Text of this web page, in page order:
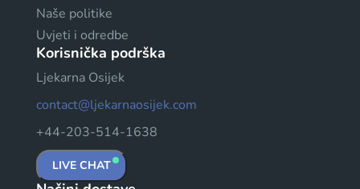
Naše politike
Uvjeti i odredbe
Korisnička podrška
Ljekarna Osijek
contact@ljekarnaosijek.com
+44-203-514-1638
LIVE CHAT